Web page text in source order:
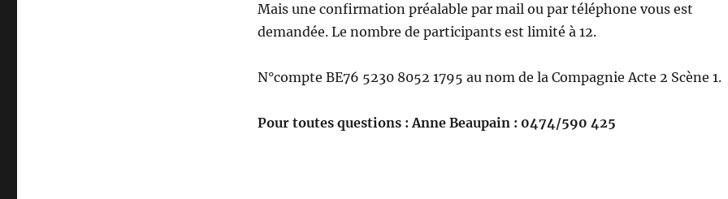
Mais une confirmation préalable par mail ou par téléphone vous est
demandée. Le nombre de participants est limité à 12.
N°compte BE76 5230 8052 1795 au nom de la Compagnie Acte 2 Scène 1.
Pour toutes questions : Anne Beaupain : 0474/590 425